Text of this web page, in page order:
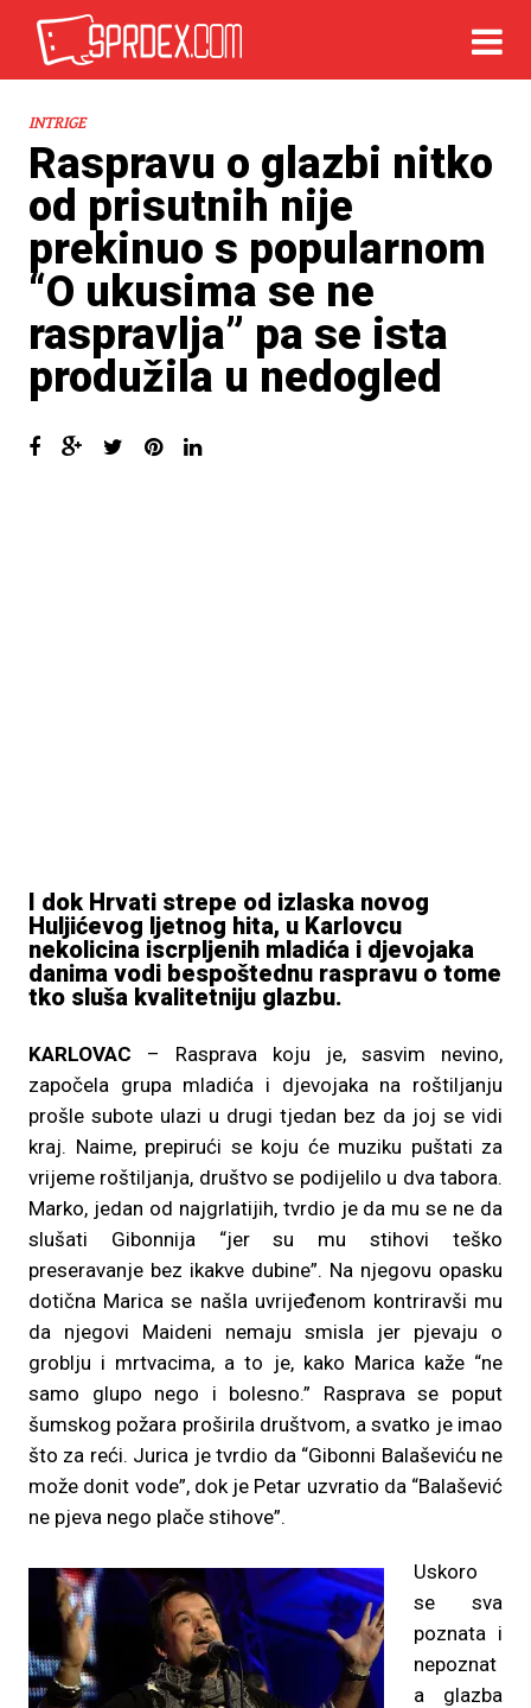
INTRIGE
Raspravu o glazbi nitko
od prisutnih nije
prekinuo s popularnom
“O ukusima se ne
raspravlja” pa se ista
produžila u nedogled
I dok Hrvati strepe od izlaska novog
Huljićevog ljetnog hita, u Karlovcu
nekolicina iscrpljenih mladića i djevojaka
danima vodi bespoštednu raspravu o tome
tko sluša kvalitetniju glazbu.
KARLOVAC – Rasprava koju je, sasvim nevino,
započela grupa mladića i djevojaka na roštiljanju
prošle subote ulazi u drugi tjedan bez da joj se vidi
kraj. Naime, prepirući se koju će muziku puštati za
vrijeme roštiljanja, društvo se podijelilo u dva tabora.
Marko, jedan od najgrlatijih, tvrdio je da mu se ne da
slušati Gibonnija “jer su mu stihovi teško
preseravanje bez ikakve dubine”. Na njegovu opasku
dotična Marica se našla uvrijeđenom kontriravši mu
da njegovi Maideni nemaju smisla jer pjevaju o
groblju i mrtvacima, a to je, kako Marica kaže “ne
samo glupo nego i bolesno.” Rasprava se poput
šumskog požara proširila društvom, a svatko je imao
što za reći. Jurica je tvrdio da “Gibonni Balaševiću ne
može donit vode”, dok je Petar uzvratio da “Balašević
ne pjeva nego plače stihove”.
Uskoro
se sva
poznata i
nepoznat
a glazba